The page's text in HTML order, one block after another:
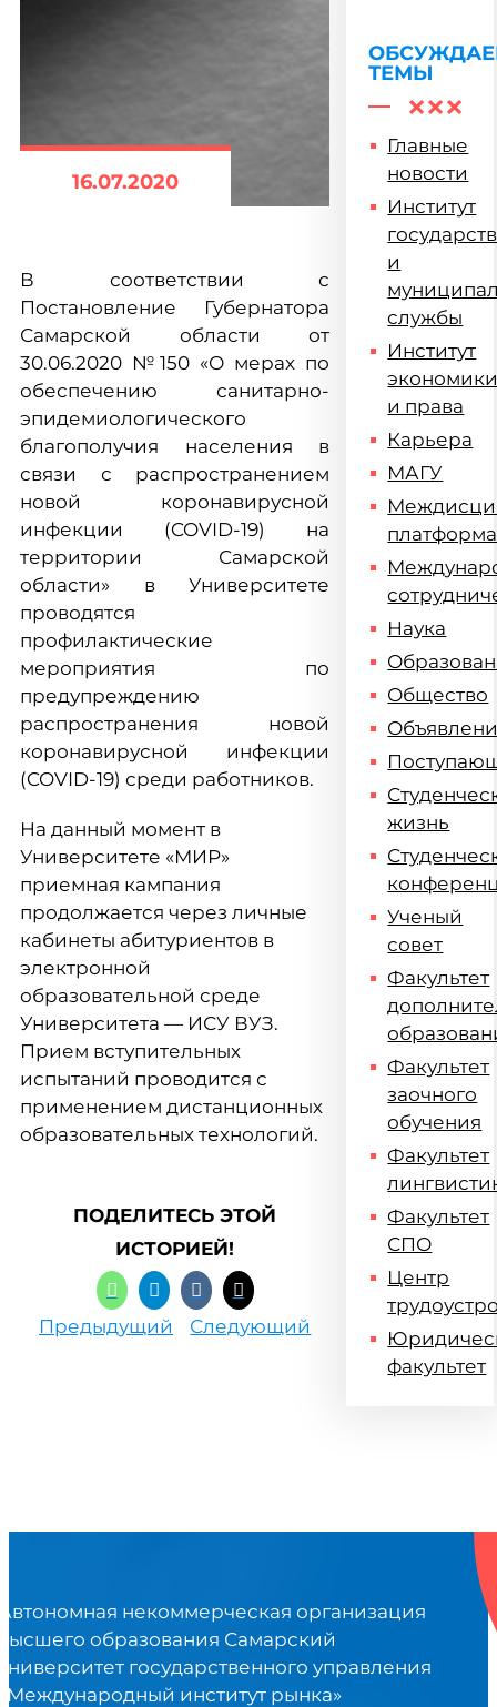
16.07.2020
В соответствии с
Постановление Губернатора
Самарской области от
30.06.2020 №150 «О мерах по
обеспечению санитарно-
эпидемиологического
благополучия населения в
связи с распространением
новой коронавирусной
инфекции (COVID-19) на
территории Самарской
области» в Университете
проводятся
профилактические
мероприятия по
предупреждению
распространения новой
коронавирусной инфекции
(COVID-19) среди работников.
На данный момент в
Университете «МИР»
приемная кампания
продолжается через личные
кабинеты абитуриентов в
электронной
образовательной среде
Университета — ИСУ ВУЗ.
Прием вступительных
испытаний проводится с
применением дистанционных
образовательных технологий.
ПОДЕЛИТЕСЬ ЭТОЙ
ИСТОРИЕЙ!
Предыдущий Следующий
жертв
геноцида
советского
народа
ТЕМЫ
Главные
новости
Институт
и
службы
Институт
и права
Карьера
МАГУ
платформа
Наука
Общество
жизнь
Ученый
совет
Факультет
Факультет
заочного
обучения
Факультет
Факультет
СПО
Центр
факультет
некоммерческая организация
образования Самарский
государственного управления
институт рынка»